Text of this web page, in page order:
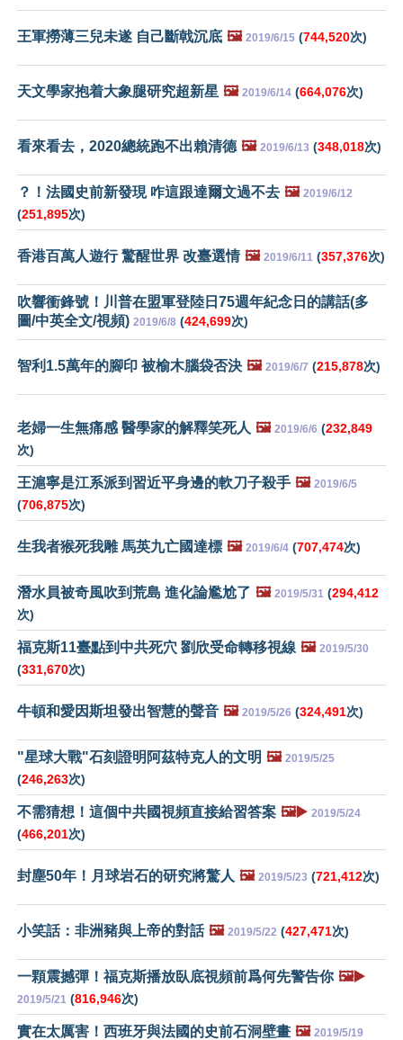
王軍撈薄三兒未遂 自己斷戟沉底 🖼️ 2019/6/15 (744,520次)
天文學家抱着大象腿研究超新星 🖼️ 2019/6/14 (664,076次)
看來看去，2020總統跑不出賴清德 🖼️ 2019/6/13 (348,018次)
？！法國史前新發現 咋這跟達爾文過不去 🖼️ 2019/6/12
(251,895次)
香港百萬人遊行 驚醒世界 改臺選情 🖼️ 2019/6/11 (357,376次)
吹響衝鋒號！川普在盟軍登陸日75週年紀念日的講話(多
圖/中英全文/視頻) 2019/6/8 (424,699次)
智利1.5萬年的腳印 被榆木腦袋否決 🖼️ 2019/6/7 (215,878次)
老婦一生無痛感 醫學家的解釋笑死人 🖼️ 2019/6/6 (232,849
次)
王滬寧是江系派到習近平身邊的軟刀子殺手 🖼️ 2019/6/5
(706,875次)
生我者猴死我雕 馬英九亡國達標 🖼️ 2019/6/4 (707,474次)
潛水員被奇風吹到荒島 進化論尷尬了 🖼️ 2019/5/31 (294,412
次)
福克斯11臺點到中共死穴 劉欣受命轉移視線 🖼️ 2019/5/30
(331,670次)
牛頓和愛因斯坦發出智慧的聲音 🖼️ 2019/5/26 (324,491次)
"星球大戰"石刻證明阿茲特克人的文明 🖼️ 2019/5/25
(246,263次)
不需猜想！這個中共國視頻直接給習答案 🖼️▶️ 2019/5/24
(466,201次)
封塵50年！月球岩石的研究將驚人 🖼️ 2019/5/23 (721,412次)
小笑話：非洲豬與上帝的對話 🖼️ 2019/5/22 (427,471次)
一顆震撼彈！福克斯播放臥底視頻前爲何先警告你 🖼️▶️
2019/5/21 (816,946次)
實在太厲害！西班牙與法國的史前石洞壁畫 🖼️ 2019/5/19